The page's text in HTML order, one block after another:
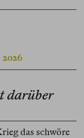
darüber
das schwöre